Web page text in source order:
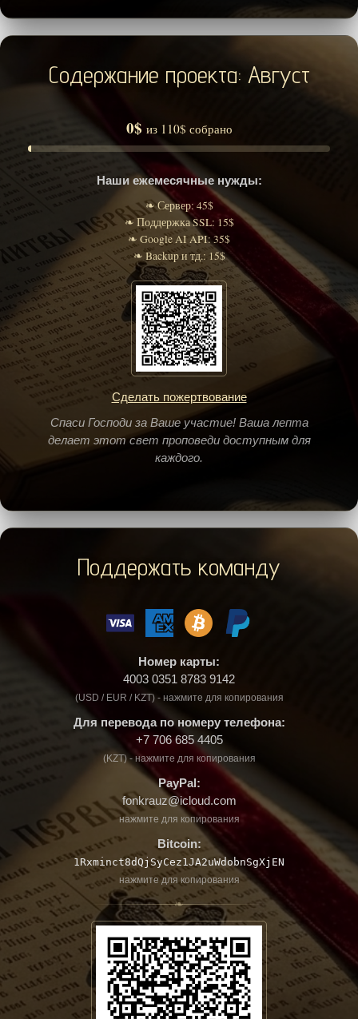
Содержание проекта: Август
0$ из 110$ собрано
Наши ежемесячные нужды:
❧ Сервер: 45$
❧ Поддержка SSL: 15$
❧ Google AI API: 35$
❧ Backup и тд.: 15$
Сделать пожертвование
Спаси Господи за Ваше участие! Ваша лепта
делает этот свет проповеди доступным для
каждого.
Поддержать команду
Номер карты:
4003 0351 8783 9142
(USD / EUR / KZT) - нажмите для копирования
Для перевода по номеру телефона:
+7 706 685 4405
(KZT) - нажмите для копирования
PayPal:
fonkrauz@icloud.com
нажмите для копирования
Bitcoin:
1Rxminct8dQjSyCez1JA2uWdobnSgXjEN
нажмите для копирования
❧